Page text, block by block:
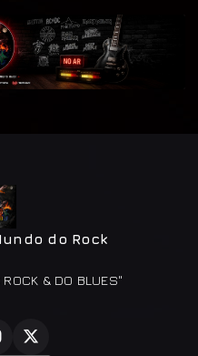
do Rock
& DO BLUES"